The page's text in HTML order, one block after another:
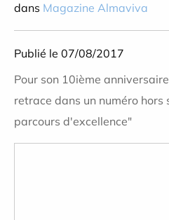
dans Magazine Almaviva
Publié le 07/08/2017
Pour son 10ième
retrace dans un numéro hors
parcours d'excellence"